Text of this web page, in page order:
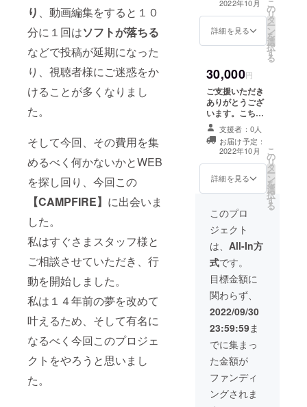
り 、動画編集をすると１０
分に１回はソフトが落ちる
などで投稿が延期になった
り、視聴者様にご迷惑をか
けることが多くなりまし
た。
そして今回、その費用を集
めるべく何かないかとWEB
を探し回り、今回この
【CAMPFIRE】 に出会いま
した。
私はすぐさまスタッフ様と
ご相談させていただき、行
動を開始しました。
私は１４年前の夢を改めて
叶えるため、そして有名に
なるべく今回このプロジェ
クトをやろうと思いまし
た。
様専用のshort動
画（３０秒）を
作成させていた
だきます。
short動画につい
てはメール、DM
等でお送りさせ
ていただきま
す。 名前は備考
欄のほうに希望
される名前を記
載していただき
ますようお願い
いたします。
者様の名前を投
稿動画のエン
ディングに記載
エンディングを
用意し名前を読
み上げさせてい
ただき感謝の意
をお伝えさせて
いただきます。
そして専用の
short動画（１
分）を作成させ
ていただきま
す。 short動画
についてはメー
ル、DM等でお送
りさせていただ
きます。 名前は
備考欄のほうに
希望される名前
を記載していた
だきますようお
願いいたしま
す。
2022年10月
詳細を見る
こ
の
リ
タ
ー
ン
を
選
択
す
る
30,000円
ご支援いただき
ありがとうござ
います。こちら
のプランの内容
はご支援してい
ただいたご支援
者様の名前を投
稿動画のエン
ディングに記載
ランとは別で別
エンディングを
用意し名前を読
み上げさせてい
ただき感謝の意
をお伝えさせて
いただきます。
そしてご支援者
様専用のshort動
画（３０秒）を
だきます。そし
てもう一つ私の
直筆の手紙を送
付させていただ
きます。 short
動画については
メール、DM等で
支援者：0人
お届け予定：
2022年10月
詳細を見る
こ
の
リ
タ
ー
ン
を
選
択
す
る
このプロ
ジェクト
は、 All-In方
式です。
目標金額に
関わらず、
2022/09/30
23:59:59ま
でに集まっ
た金額が
ファンディ
ングされま